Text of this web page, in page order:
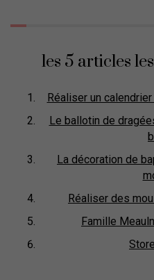
les 5 articles
Réaliser un
Le ballotin de
La décoration de
Réaliser des
Famille